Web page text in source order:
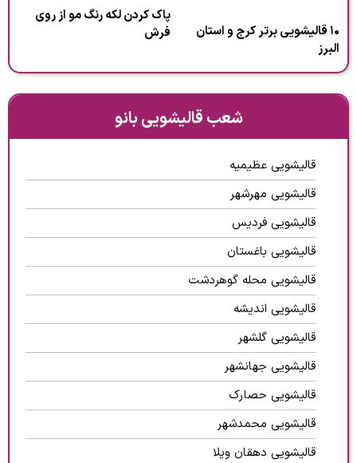
۱۰ قالیشویی برتر کرج و استان
البرز
پاک کردن لکه رنگ مو از روی
فرش
شعب قالیشویی بانو
قالیشویی عظیمیه
قالیشویی مهرشهر
قالیشویی فردیس
قالیشویی باغستان
قالیشویی محله گوهردشت
قالیشویی اندیشه
قالیشویی گلشهر
قالیشویی جهانشهر
قالیشویی حصارک
قالیشویی محمدشهر
قالیشویی دهقان ویلا